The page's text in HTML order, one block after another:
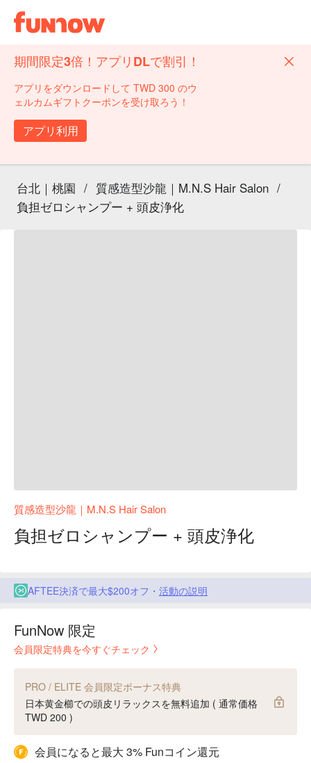
期間限定3倍！アプリDLで割引！
アプリをダウンロードして TWD 300 のウ
ェルカムギフトクーポンを受け取ろう！
アプリ利用
台北｜桃園 / 質感造型沙龍｜M.N.S Hair Salon /
負担ゼロシャンプー + 頭皮浄化
質感造型沙龍｜M.N.S Hair Salon
負担ゼロシャンプー + 頭皮浄化
AFTEE決済で最大$200オフ・ 活動の説明
FunNow 限定
会員限定特典を今すぐチェック
PRO / ELITE 会員限定ボーナス特典
日本黄金櫛での頭皮リラックスを無料追加 ( 通常価格
TWD 200 )
会員になると最大 3% Funコイン還元